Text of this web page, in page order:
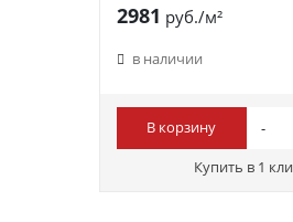
2981 руб./м²
в наличии
В корзину
Купить в 1